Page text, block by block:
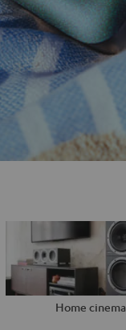
Home cinema